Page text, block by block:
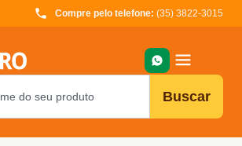
Compre pelo telefone: (35) 3822-3015
Buscar